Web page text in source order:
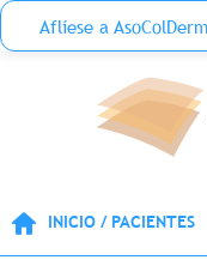
Pasar al contenido
Menu Top Anónimo
Aflíese a
INICIO / PACIENTES